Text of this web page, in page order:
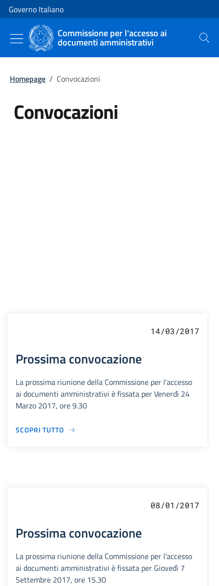
Vai al contenuto
Vai alla navigazione del sito
Governo Italiano
Commissione per l'accesso ai
documenti amministrativi Cerca
Homepage / Convocazioni
Convocazioni
14/03/2017
Prossima convocazione
La prossima riunione della Commissione per l'accesso
ai documenti amministrativi è fissata per Venerdì 24
Marzo 2017, ore 9.30
SCOPRI TUTTO
08/01/2017
Prossima convocazione
La prossima riunione della Commissione per l'accesso
ai documenti amministrativi è fissata per Giovedì 7
Settembre 2017, ore 15.30